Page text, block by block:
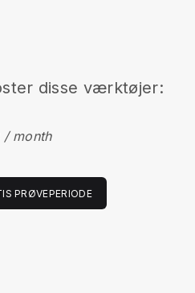
disse værktøjer:
/ month
PRØVEPERIODE